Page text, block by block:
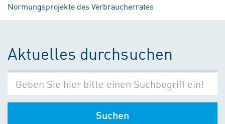
Normungsprojekte des Verbraucherrates
Aktuelles durchsuchen
Suchen